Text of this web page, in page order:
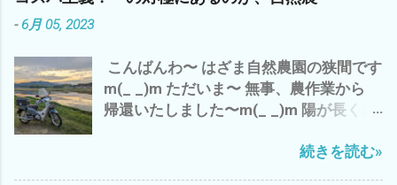
-6月 05, 2023
こんばんわ〜 はざま自然農園の狭間です
m(_ _)m ただいま〜 無事、農作業から
帰還いたしました〜m(_ _)m 陽が長くな
(・∀・) でも、 空気は、少し重く お天気
続きを読む»